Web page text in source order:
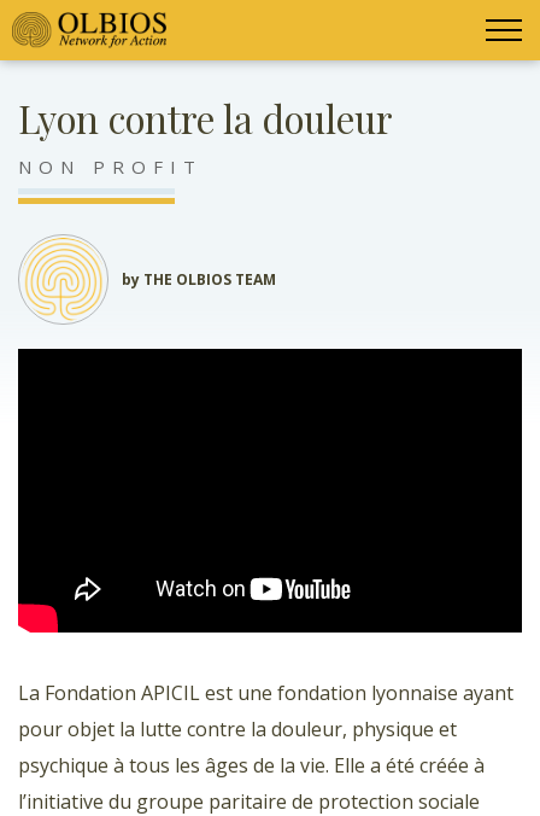
Lyon contre la douleur
NON PROFIT
by THE OLBIOS TEAM
La Fondation APICIL est une fondation lyonnaise ayant
pour objet la lutte contre la douleur, physique et
psychique à tous les âges de la vie. Elle a été créée à
l’initiative du groupe paritaire de protection sociale